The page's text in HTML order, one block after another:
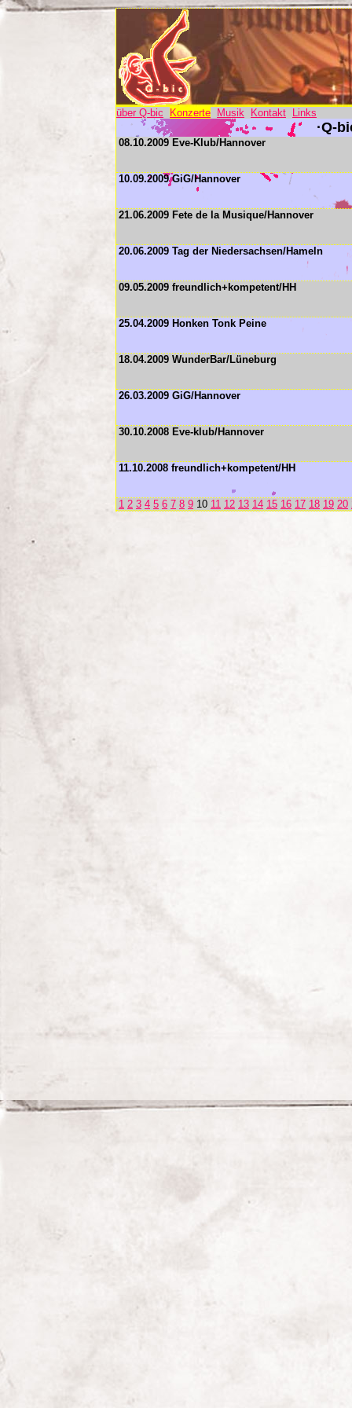
über Q-bic Konzerte Musik Kontakt Links
·Q-
08.10.2009 Eve-Klub/Hannover
10.09.2009 GiG/Hannover
21.06.2009 Fete de la Musique/Hannover
20.06.2009 Tag der Niedersachsen/Hameln
09.05.2009 freundlich+kompetent/HH
25.04.2009 Honken Tonk Peine
18.04.2009 WunderBar/Lüneburg
26.03.2009 GiG/Hannover
30.10.2008 Eve-klub/Hannover
11.10.2008 freundlich+kompetent/HH
1 2 3 4 5 6 7 8 9 10 11 12 13 14 15 16 17 18 19 20